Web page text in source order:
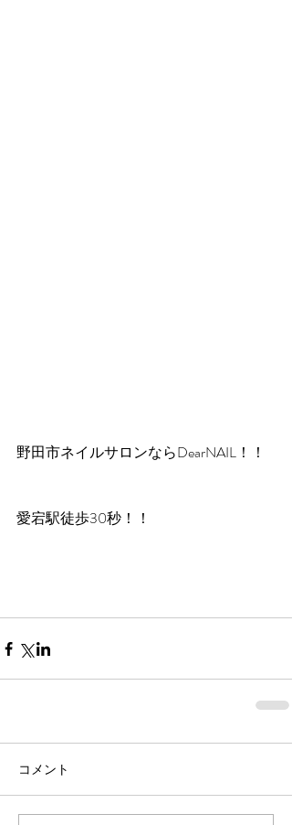
野田市ネイルサロンならDearNAIL！！
愛宕駅徒歩30秒！！
コメント